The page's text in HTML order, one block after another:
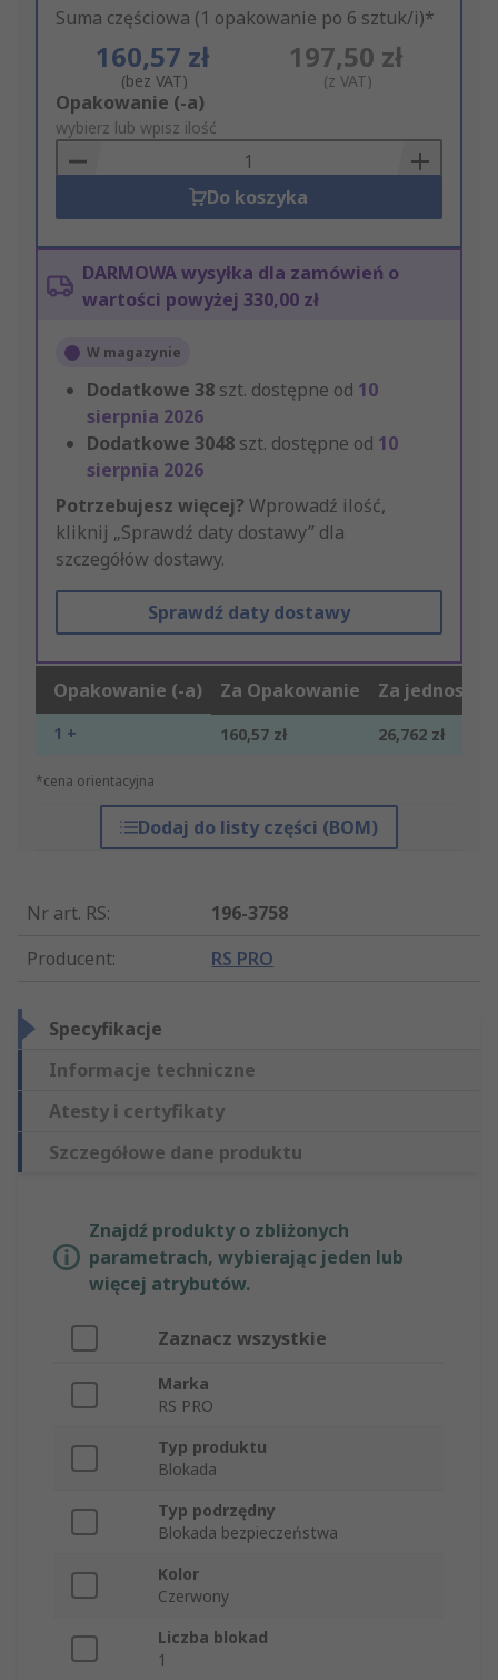
Suma częściowa (1 opakowanie po 6 sztuk/i)*
160,57 zł
(bez VAT)
197,50 zł
(z VAT)
Add
to
Basket
Opakowanie (-a)
wybierz lub wpisz ilość
Do koszyka
DARMOWA wysyłka dla zamówień o
wartości powyżej 330,00 zł
W magazynie
Dodatkowe 38 szt. dostępne od 10
sierpnia 2026
Dodatkowe 3048 szt. dostępne od 10
sierpnia 2026
Potrzebujesz więcej? Wprowadź ilość,
kliknij „Sprawdź daty dostawy” dla
szczegółów dostawy.
Sprawdź daty dostawy
Opakowanie (-a) Za Opakowanie Za
1 + 160,57 zł 26,762 zł
*cena orientacyjna
Dodaj do listy części (BOM)
Nr art. RS:
196-3758
Producent: RS PRO
Specyfikacje
Informacje techniczne
Atesty i certyfikaty
Szczegółowe dane produktu
Znajdź produkty o zbliżonych
parametrach, wybierając jeden lub
więcej atrybutów.
Zaznacz wszystkie
Marka
RS PRO
Typ produktu
Blokada
Typ podrzędny
Blokada bezpieczeństwa
Kolor
Czerwony
Liczba blokad
1